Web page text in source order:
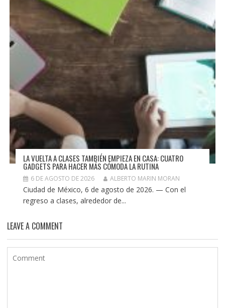
LA VUELTA A CLASES TAMBIÉN EMPIEZA EN CASA: CUATRO
GADGETS PARA HACER MÁS CÓMODA LA RUTINA
6 DE AGOSTO DE 2026 ALBERTO MARIN MORAN
Ciudad de México, 6 de agosto de 2026. — Con el
regreso a clases, alrededor de...
LEAVE A COMMENT